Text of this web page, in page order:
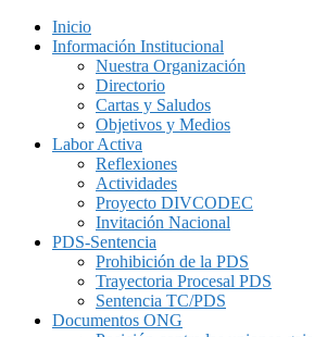
Inicio
Información Institucional
Nuestra Organización
Directorio
Cartas y Saludos
Objetivos y Medios
Labor Activa
Reflexiones
Actividades
Proyecto DIVCODEC
Invitación Nacional
PDS-Sentencia
Prohibición de la PDS
Trayectoria Procesal PDS
Sentencia TC/PDS
Documentos ONG